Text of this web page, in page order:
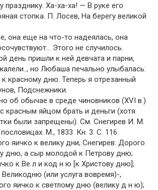
празднику. Ха-ха-ха! — В руке его
стопка. П. Лосев, На берегу великой
она еще на что-то надеялась, она
Этого не случилось.
день пришли к ней девчата и парни,
но Любаша печально улыбалась:
красному дню. Теперь я отрезанный
Подснежники.
об обычае в среде чиновников (XVI в.)
красным яйцом брать и деньги (хотя
были запрещены). См. Снегирев И. М.
М., 1833. Кн. 3. С. 116.
яичко к велику дни; Снегирев: Дорого
дню, а сыр молодой к Петрову дню;
к Be л и код н ю [к Христову дню];
(или услуга вовремя)-,
яичко к светлому дню (велику д н ю);